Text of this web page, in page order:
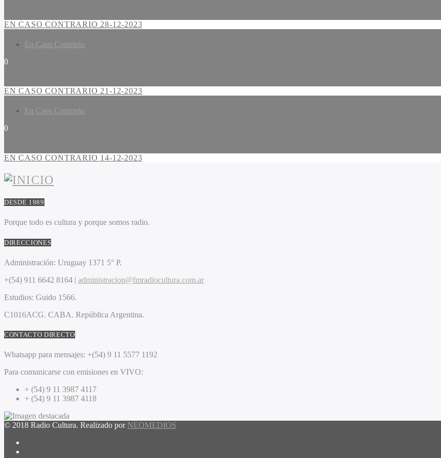
EN CASO CONTRARIO 28-12-2023
En Caso Contrario
0
EN CASO CONTRARIO 21-12-2023
En Caso Contrario
0
EN CASO CONTRARIO 14-12-2023
DESDE 1989
Porque todo es cultura y porque somos radio.
DIRECCIONES
Administración: Uruguay 1371 5° P.
+(54) 911 6642 8164 | administracion@fmradiocultura.com.ar
Estudios: Guido 1566.
C1016ACG. CABA. República Argentina.
CONTACTO DIRECTO
Whatsapp para mensajes: +(54) 9 11 5577 1192
Para comunicarse con emisiones en VIVO:
+ (54) 9 11 3987 4117
+ (54) 9 11 3987 4118
© 2018 Radio Cultura. Realizado por NEOMEDIOS